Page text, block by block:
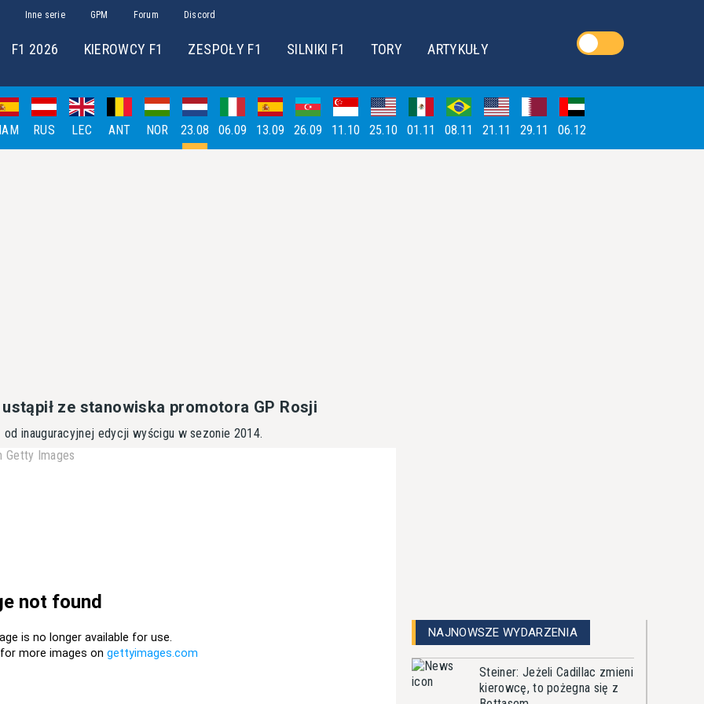
Inne serie GPM Forum Discord
F1 2026 KIEROWCY F1 ZESPOŁY F1 SILNIKI F1 TORY ARTYKUŁY
RUS LEC ANT NOR 23.08 06.09 13.09 26.09 11.10 25.10 01.11 08.11 21.11 29.11 06.12
ze stanowiska promotora GP Rosji
od inauguracyjnej edycji wyścigu w sezonie 2014.
Getty Images
NAJNOWSZE WYDARZENIA
Steiner: Jeżeli Cadillac zmieni
kierowcę, to pożegna się z